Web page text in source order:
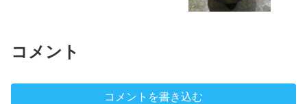
コメント
コメントを書き込む